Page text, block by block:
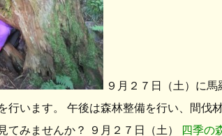
９月２７日（土）に
行います。 午後は森林整備を行い、間伐
てみませんか？ ９月２７日（土）
四季の